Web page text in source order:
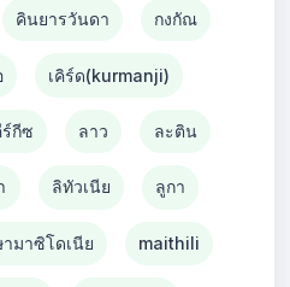
คินยารวันดา กงกัณ
เคิร์ด(kurmanji)
กีซ ลาว ละติน
ลิทัวเนีย ลูกา
มาซิโดเนีย maithili